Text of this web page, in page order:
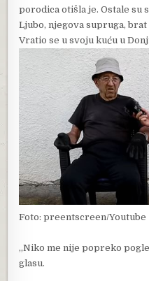
porodica otišla je. Ostale su
Ljubo, njegova supruga,
Vratio se u svoju kuću u
Foto: preentscreen/Youtube
„Niko me nije popreko
glasu.